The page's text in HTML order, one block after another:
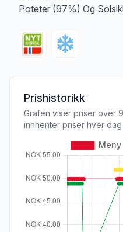
Poteter (97%) Og
Prishistorikk
Grafen viser priser over
innhenter priser hver